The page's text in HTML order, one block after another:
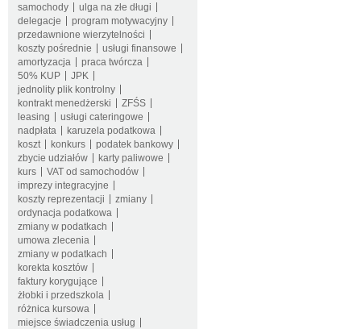
samochody
ulga na złe długi
delegacje
program motywacyjny
przedawnione wierzytelności
koszty pośrednie
usługi finansowe
amortyzacja
praca twórcza
50% KUP
JPK
jednolity plik kontrolny
kontrakt menedżerski
ZFŚS
leasing
usługi cateringowe
nadpłata
karuzela podatkowa
koszt
konkurs
podatek bankowy
zbycie udziałów
karty paliwowe
kurs
VAT od samochodów
imprezy integracyjne
koszty reprezentacji
zmiany
ordynacja podatkowa
zmiany w podatkach
umowa zlecenia
zmiany w podatkach
korekta kosztów
faktury korygujące
żłobki i przedszkola
różnica kursowa
miejsce świadczenia usług